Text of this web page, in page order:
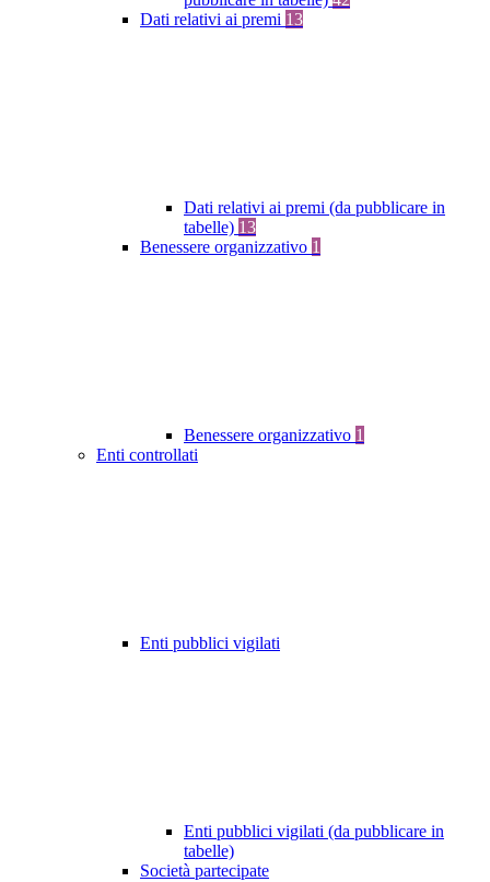
Dati relativi ai premi 13
Dati relativi ai premi (da pubblicare in
tabelle) 13
Benessere organizzativo 1
Benessere organizzativo 1
Enti controllati
Enti pubblici vigilati
Enti pubblici vigilati (da pubblicare in
tabelle)
Società partecipate